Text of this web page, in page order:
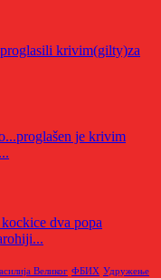
krivim(gilty)za
je krivim
dva popa
Великог ФБИХ Удружење